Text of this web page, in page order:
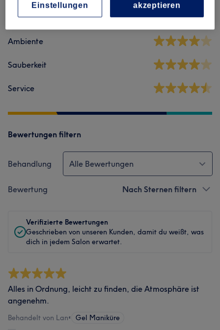
4,4 13 Bewertungen
Ambiente
Sauberkeit
Service
Bewertungen filtern
Behandlung Alle Bewertungen
Bewertung Nach Sternen filtern
Verifizierte Bewertungen
Geschrieben von unseren Kunden, damit du weißt, was
dich in jedem Salon erwartet.
Alles in Ordnung, leicht zu finden, die Atmosphäre ist
angenehm.
Behandelt von Lan• Gel Maniküre
Einstellungen
akzeptieren